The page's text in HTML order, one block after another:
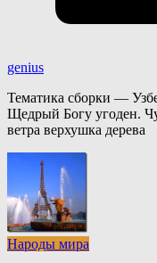
genius
Тематика сборки —
Щедрый Богу угоден.
ветра верхушка дерева
Народы мира